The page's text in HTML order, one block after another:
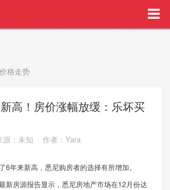
服务，助您安心购房
价格走势
高！房价涨幅放缓：乐坏买
源：未知
作者：Yara
6年来新高，悉尼购房者的选择有所增加。
新房源报告显示，悉尼房地产市场在12月份达